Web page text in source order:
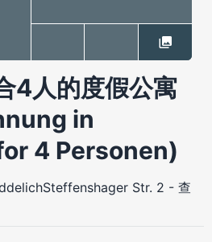
4人的度假公寓
in
4 Personen)
Str. 2 - 查